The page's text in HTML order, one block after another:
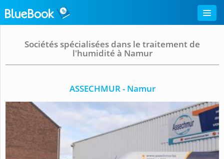
Sociétés spécialisées dans le traitement de
l'humidité à Namur
ASSECHMUR - Namur